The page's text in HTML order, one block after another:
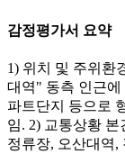
감정평가서 요약
1) 위치 및 주위환
대역" 동측 인근
파트단지 등으로
임. 2) 교통상황
정류장, 오산대역,